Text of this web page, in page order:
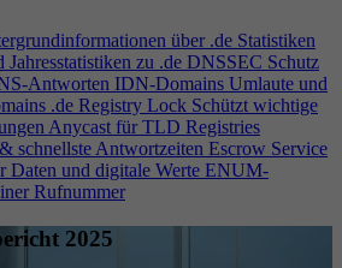
über .de Statistiken
Jahresstatistiken zu .de DNSSEC Schutz
Antworten IDN-Domains Umlaute und
.de Registry Lock Schützt wichtige
Anycast für TLD Registries
schnellste Antwortzeiten Escrow Service
Daten und digitale Werte ENUM-
Rufnummer
2025